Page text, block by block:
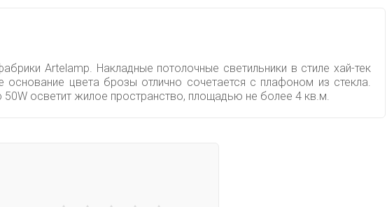
Artelamp. Накладные потолочные светильники в стиле хай-тек
цвета брозы отлично сочетается с плафоном из стекла.
осветит жилое пространство, площадью не более 4 кв.м.